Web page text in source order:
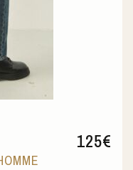
125€